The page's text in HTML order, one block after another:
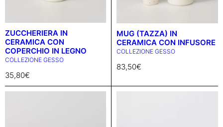
ZUCCHERIERA IN
CERAMICA CON
COPERCHIO IN LEGNO
COLLEZIONE GESSO
35,80€
MUG (TAZZA) IN
CERAMICA CON INFUSORE
COLLEZIONE GESSO
83,50€